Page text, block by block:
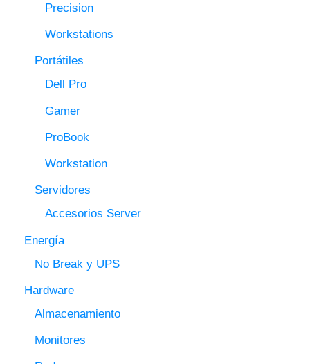
Precision
Workstations
Portátiles
Dell Pro
Gamer
ProBook
Workstation
Servidores
Accesorios Server
Energía
No Break y UPS
Hardware
Almacenamiento
Monitores